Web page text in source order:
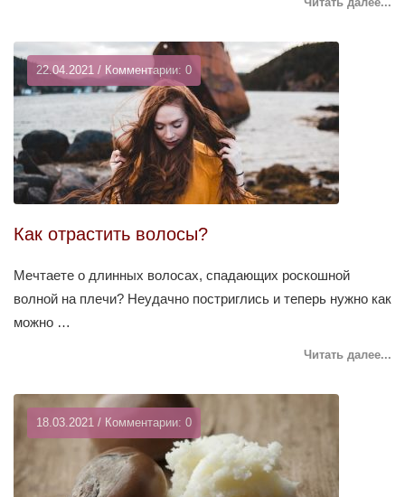
22.04.2021 / Комментарии: 0
Как отрастить волосы?
Мечтаете о длинных волосах, спадающих роскошной
волной на плечи? Неудачно постриглись и теперь нужно как
можно …
Читать далее...
18.03.2021 / Комментарии: 0